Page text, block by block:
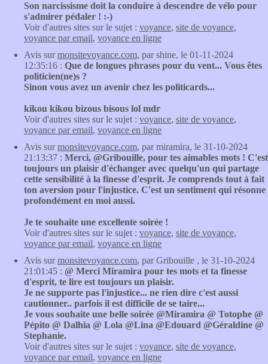
Son narcissisme doit la conduire à descendre de vélo pour
s'admirer pédaler ! :-)
Voir d'autres sites sur le sujet : voyance, site de voyance,
voyance par email, voyance en ligne
Avis surmonsitevoyance.com, par shine, le 01-11-2024
12:35:16 : Que de longues phrases pour du vent... Vous êtes
politicien(ne)s ?
Sinon vous avez un avenir chez les politicards...
kikou kikou bizous bisous lol mdr
Voir d'autres sites sur le sujet : voyance, site de voyance,
voyance par email, voyance en ligne
Avis surmonsitevoyance.com, par miramira, le 31-10-2024
21:13:37 : Merci, @Gribouille, pour tes aimables mots ! C'est
toujours un plaisir d'échanger avec quelqu'un qui partage
cette sensibilité à la finesse d'esprit. Je comprends tout à fait
ton aversion pour l'injustice. C'est un sentiment qui résonne
profondément en moi aussi.
Je te souhaite une excellente soirée !
Voir d'autres sites sur le sujet : voyance, site de voyance,
voyance par email, voyance en ligne
Avis surmonsitevoyance.com, par Gribouille , le 31-10-2024
21:01:45 : @ Merci Miramira pour tes mots et ta finesse
d'esprit, te lire est toujours un plaisir.
Je ne supporte pas l'injustice... ne rien dire c'est aussi
cautionner.. parfois il est difficile de se taire...
Je vous souhaite une belle soirée @Miramira @ Totophe @
Pépito @ Dalhia @ Lola @Lina @Edouard @Géraldine @
Stephanie.
Voir d'autres sites sur le sujet : voyance, site de voyance,
voyance par email, voyance en ligne